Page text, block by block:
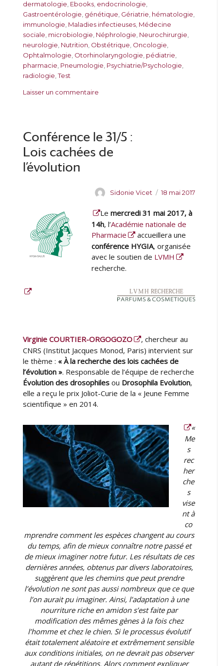
e
u
r
l
i
é
l
e
m
a
t
g
o
r
e
s
q
u
e
t
t
e
dermatologie Ebooks endocrinologie
Gastroentérologie génétique Gériatrie hématologie
immunologie Maladies infectieuses Médecine
sociale microbiologie Néphrologie Neurochirurgie
neurologie Nutrition Obstétrique Oncologie
Ophtalmologie Otorhinolaryngologie pédiatrie
pharmacie Pneumologie Psychiatrie/Psychologie
radiologie ,Test
Laisser un commentaire
u
v
x
b
o
o
k
s
K
l
a
B
I
U
a
Conférence le 31/5 :
Lois cachées de
l’évolution
A
t
e
u
r
Sidonie Vicet
P
b
l
i
l
18 mai 2017
Lemercredi 31 mai 2017, à
14h, l’Académie nationale de
Pharmacie
accueillera une
conférence HYGIA, organisée
avec le soutien de LVMH
recherche.
Virginie COURTIER-ORGOGOZO
, chercheur au
CNRS (Institut Jacques Monod, Paris) intervient sur
le thème : « À la recherche des lois cachées de
l’évolution ». Responsable de l’équipe de recherche
Évolution des drosophilesou Drosophila Evolution,
elle a reçu le prix Joliot-Curie de la « Jeune Femme
scientifique » en 2014.
«
Me
s
rec
her
che
s
vise
nt à
co
mprendre comment les espèces changent au cours
du temps, afin de mieux connaître notre passé et
de mieux imaginer notre futur. Les résultats de ces
dernières années, obtenus par divers laboratoires,
suggèrent que les chemins que peut prendre
l’évolution ne sont pas aussi nombreux que ce que
l’on aurait pu imaginer. Ainsi, l’adaptation à une
nourriture riche en amidon s’est faite par
modification des mêmes gènes à la fois chez
l’homme et chez le chien. Si le processus évolutif
était totalement aléatoire et extrêmement sensible
aux conditions initiales, on ne devrait pas observer
autant de répétitions. Alors comment expliquer